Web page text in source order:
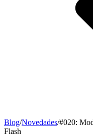
Blog/Novedades/#020:
Flash